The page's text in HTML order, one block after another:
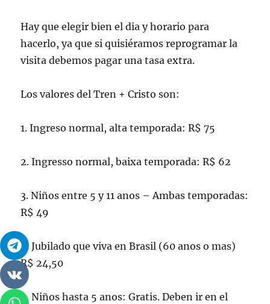
Hay que elegir bien el dia y horario para
hacerlo, ya que si quisiéramos reprogramar la
visita debemos pagar una tasa extra.
Los valores del Tren + Cristo son:
1. Ingreso normal, alta temporada: R$ 75
2. Ingresso normal, baixa temporada: R$ 62
3. Niños entre 5 y 11 anos – Ambas temporadas:
R$ 49
4. Jubilado que viva en Brasil (60 anos o mas)
R$ 24,50
5. Niños hasta 5 anos: Gratis. Deben ir en el